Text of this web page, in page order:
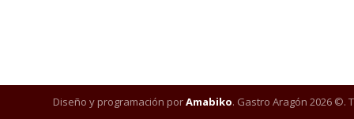
Diseño y programación porAmabiko. Gastro Aragón 2026 ©.